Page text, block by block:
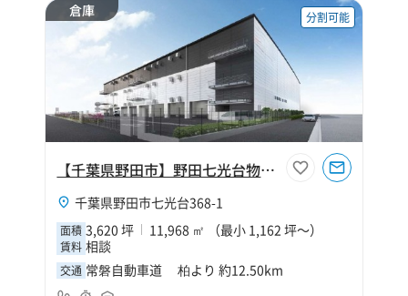
倉庫 分割可能
【千葉県野田市】野田七光台物流センター
千葉県野田市七光台368-1
面積 3,620 坪 11,968 ㎡ （最小 1,162 坪～）
賃料 相談
交通 常磐自動車道 柏より 約12.50km